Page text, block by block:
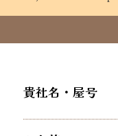
貴社名・屋号